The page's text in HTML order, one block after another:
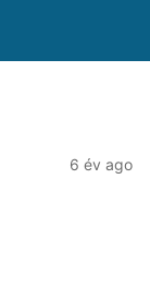
6 év ago